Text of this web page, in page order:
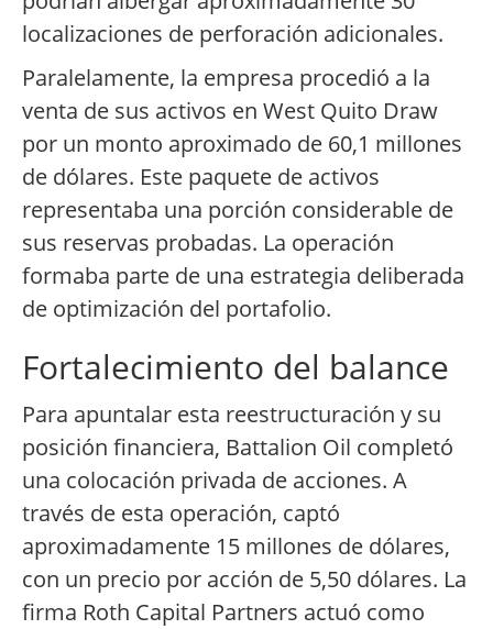
localizaciones de perforación adicionales.
Paralelamente, la empresa procedió a la
venta de sus activos en West Quito Draw
por un monto aproximado de 60,1 millones
de dólares. Este paquete de activos
representaba una porción considerable de
sus reservas probadas. La operación
formaba parte de una estrategia deliberada
de optimización del portafolio.
Fortalecimiento del balance
Para apuntalar esta reestructuración y su
posición financiera, Battalion Oil completó
una colocación privada de acciones. A
través de esta operación, captó
aproximadamente 15 millones de dólares,
con un precio por acción de 5,50 dólares. La
firma Roth Capital Partners actuó como